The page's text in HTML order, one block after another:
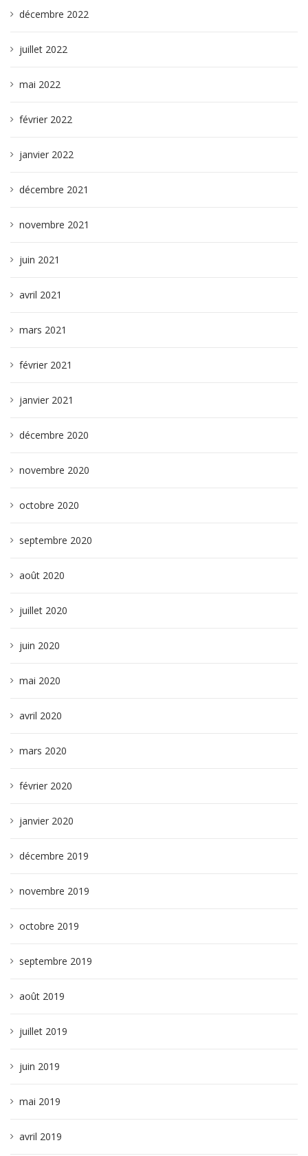
décembre 2022
juillet 2022
mai 2022
février 2022
janvier 2022
décembre 2021
novembre 2021
juin 2021
avril 2021
mars 2021
février 2021
janvier 2021
décembre 2020
novembre 2020
octobre 2020
septembre 2020
août 2020
juillet 2020
juin 2020
mai 2020
avril 2020
mars 2020
février 2020
janvier 2020
décembre 2019
novembre 2019
octobre 2019
septembre 2019
août 2019
juillet 2019
juin 2019
mai 2019
avril 2019